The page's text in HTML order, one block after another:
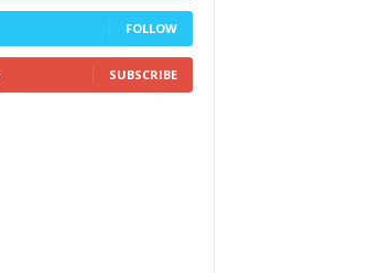
FOLLOW
SUBSCRIBE